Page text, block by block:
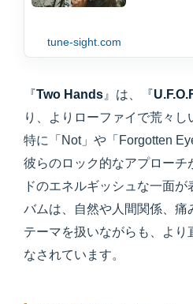
tune-sight.com
『Two Hands 』は、『
り、よりローファイで荒々し
特に「Not」や「Forgotten
彼らのロック的なアプローチ
ドのエネルギッシュな一面
バムは、自然や人間関係、痛
テーマを扱いながらも、よ
なされています。